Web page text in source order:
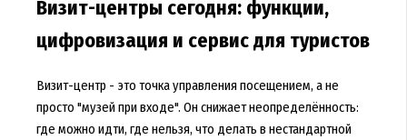
Визит-центры сегодня: функции,
цифровизация и сервис для туристов
Визит-центр - это точка управления посещением, а не
просто "музей при входе". Он снижает неопределённость:
где можно идти, где нельзя, что делать в нестандартной